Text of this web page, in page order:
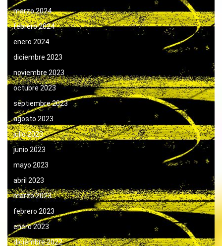
marzo 2024
febrero 2024
enero 2024
diciembre 2023
noviembre 2023
octubre 2023
septiembre 2023
agosto 2023
julio 2023
junio 2023
mayo 2023
abril 2023
marzo 2023
febrero 2023
enero 2023
diciembre 2022